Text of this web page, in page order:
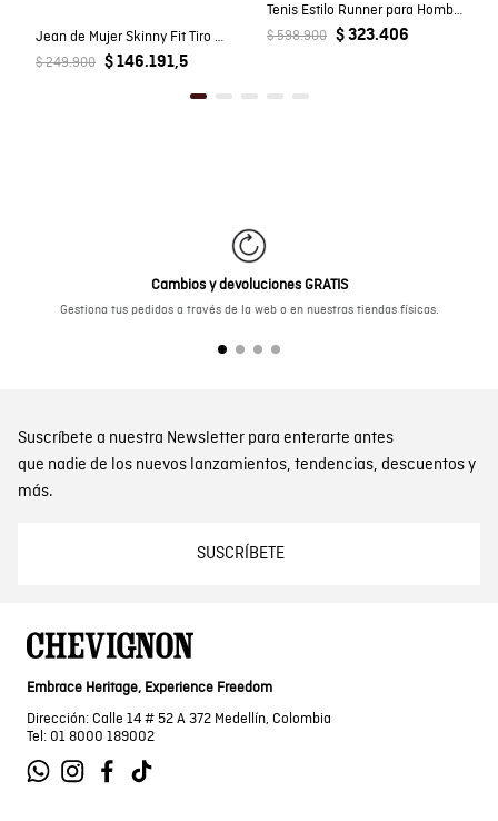
Jean de Mujer Skinny Fit Tiro Bajo con Efecto Empolvado Lavado Medio en Mezcla de Algodón
$ 249.900 $ 146.191,5
Tenis Estilo Runner para Hombre
$ 598.900 $ 323.406
Cambios y devoluciones GRATIS
Gestiona tus pedidos a través de la web o en nuestras tiendas físicas.
Suscríbete a nuestra Newsletter para enterarte antes
que nadie de los nuevos lanzamientos, tendencias, descuentos y
más.
SUSCRÍBETE
Embrace Heritage, Experience Freedom
Dirección: Calle 14 # 52 A 372 Medellín, Colombia
Tel: 01 8000 189002